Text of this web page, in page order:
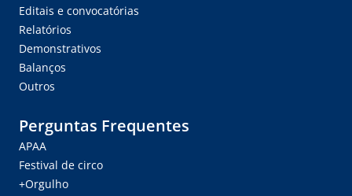
Editais e convocatórias
Relatórios
Demonstrativos
Balanços
Outros
Perguntas Frequentes
APAA
Festival de circo
+Orgulho